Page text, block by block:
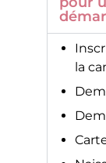
la